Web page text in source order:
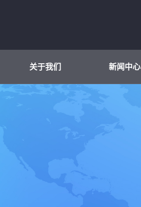
关于我们 新闻中心